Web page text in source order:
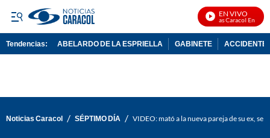
EN VIVO
Noticias Caracol En Vivo
Tendencias: ABELARDO DE LA ESPRIELLA GABINETE ACCIDENTE
Noticias Caracol / SÉPTIMO DÍA / VIDEO: mató a la nueva pareja de su ex,